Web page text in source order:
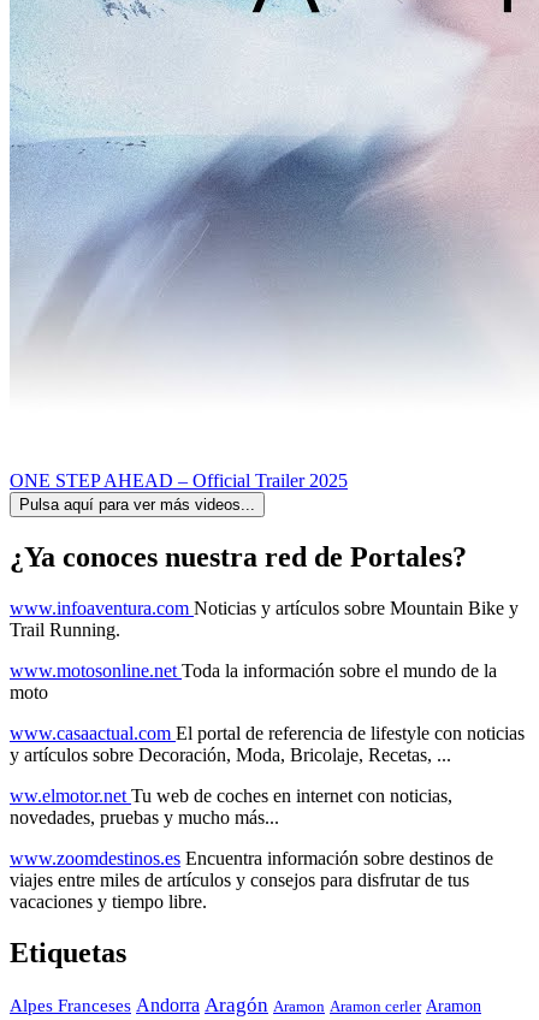
ONE STEP AHEAD – Official Trailer 2025
Pulsa aquí para ver más videos...
¿Ya conoces nuestra red de Portales?
www.infoaventura.com Noticias y artículos sobre Mountain Bike y
Trail Running.
www.motosonline.net Toda la información sobre el mundo de la
moto
www.casaactual.com El portal de referencia de lifestyle con noticias
y artículos sobre Decoración, Moda, Bricolaje, Recetas, ...
ww.elmotor.net Tu web de coches en internet con noticias,
novedades, pruebas y mucho más...
www.zoomdestinos.es Encuentra información sobre destinos de
viajes entre miles de artículos y consejos para disfrutar de tus
vacaciones y tiempo libre.
Etiquetas
Alpes Franceses Andorra Aragón Aramon Aramon cerler Aramon